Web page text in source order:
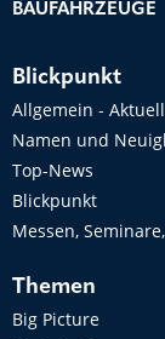
BAUFAHRZEUGE
Blickpunkt
Allgemein -
Namen und
Top-News
Blickpunkt
Messen,
Themen
Big Picture